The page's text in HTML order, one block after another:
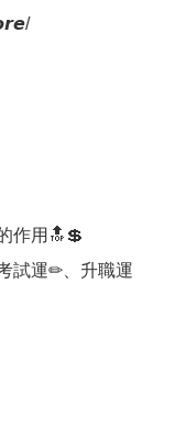
作用🔝💲
試運✏、升職運